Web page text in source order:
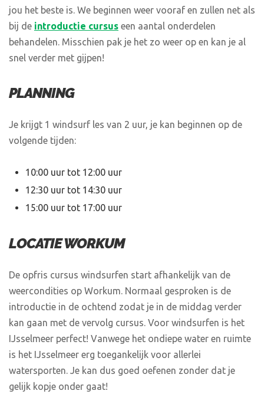
jou het beste is. We beginnen weer vooraf en zullen net als
bij de introductie cursus een aantal onderdelen
behandelen. Misschien pak je het zo weer op en kan je al
snel verder met gijpen!
PLANNING
Je krijgt 1 windsurf les van 2 uur, je kan beginnen op de
volgende tijden:
10:00 uur tot 12:00 uur
12:30 uur tot 14:30 uur
15:00 uur tot 17:00 uur
LOCATIE WORKUM
De opfris cursus windsurfen start afhankelijk van de
weercondities op Workum. Normaal gesproken is de
introductie in de ochtend zodat je in de middag verder
kan gaan met de vervolg cursus. Voor windsurfen is het
IJsselmeer perfect! Vanwege het ondiepe water en ruimte
is het IJsselmeer erg toegankelijk voor allerlei
watersporten. Je kan dus goed oefenen zonder dat je
gelijk kopje onder gaat!